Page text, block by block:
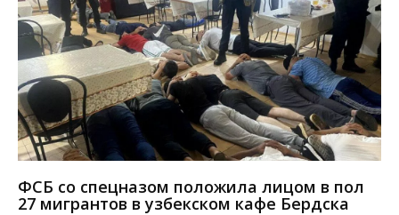
ФСБ со спецназом положила лицом в пол
27 мигрантов в узбекском кафе Бердска